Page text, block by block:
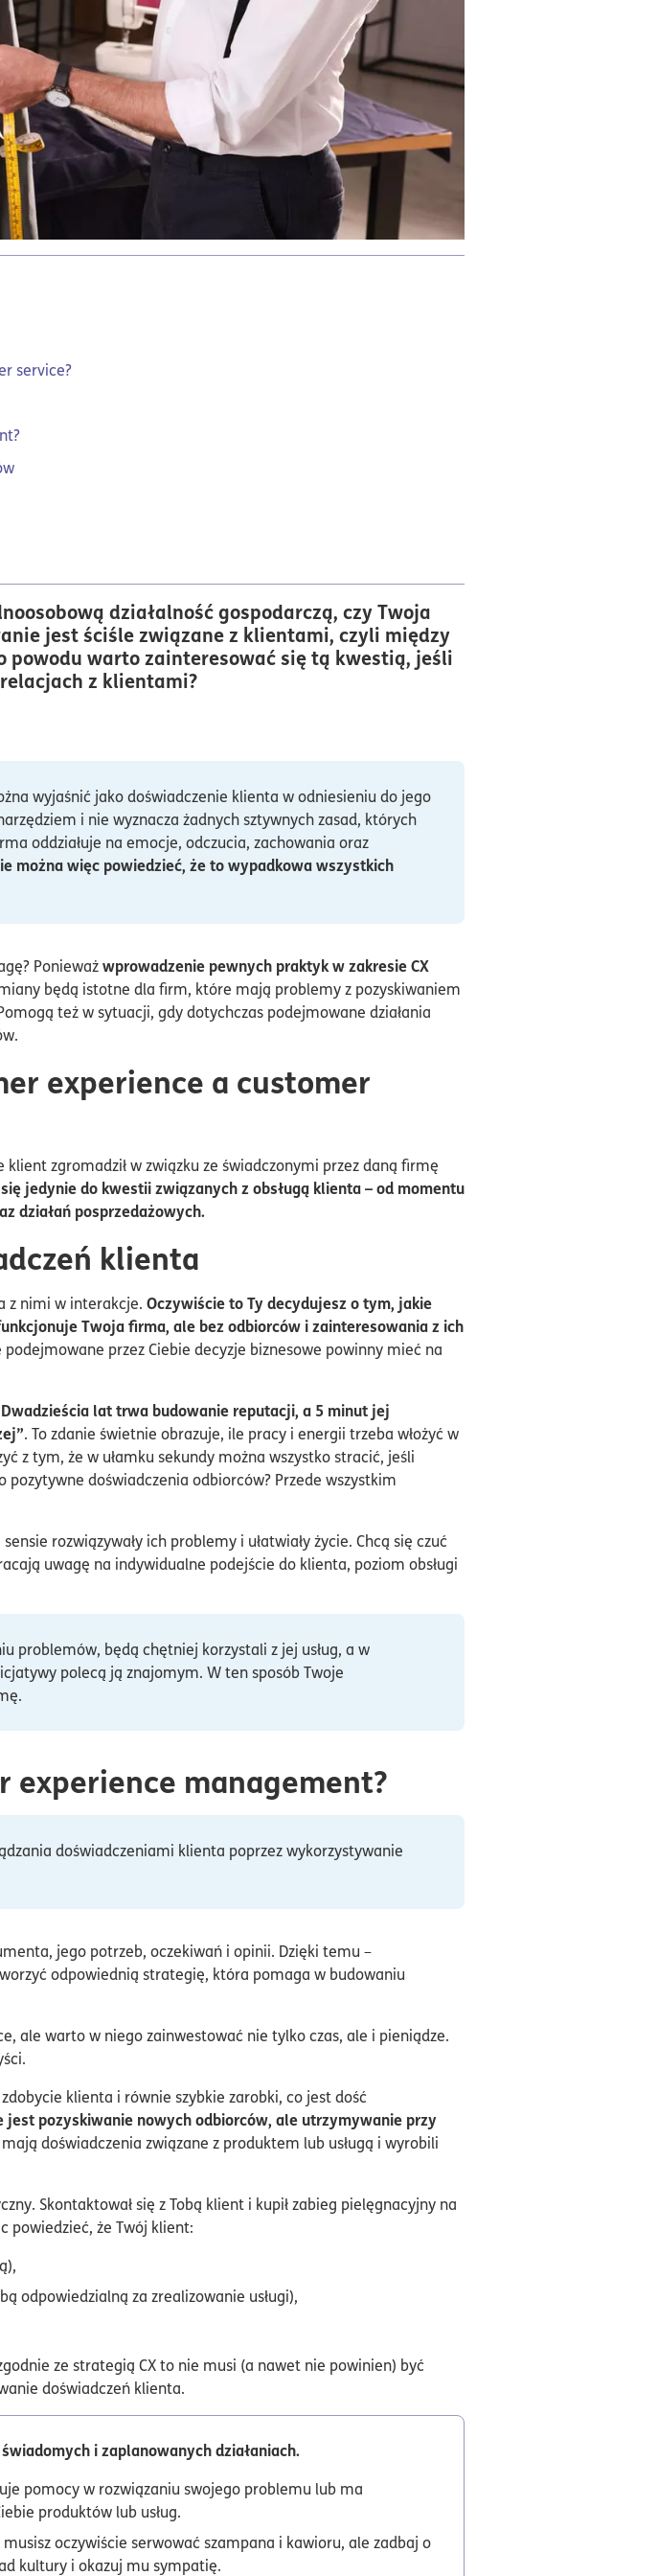
service?
działalność gospodarczą, czy Twoja
jest ściśle związane z klientami, czyli między
powodu warto zainteresować się tą kwestią, jeśli
z klientami?
wyjaśnić jako doświadczenie klienta w odniesieniu do jego
i nie wyznacza żadnych sztywnych zasad, których
oddziałuje na emocje, odczucia, zachowania oraz
można więc powiedzieć, że to wypadkowa wszystkich
Ponieważwprowadzenie pewnych praktyk w zakresie CX
będą istotne dla firm, które mają problemy z pozyskiwaniem
też w sytuacji, gdy dotychczas podejmowane działania
experience a customer
zgromadził w związku ze świadczonymi przez daną firmę
jedynie do kwestii związanych z obsługą klienta – od momentu
działań posprzedażowych.
klienta
z nimi w interakcje. Oczywiście to Ty decydujesz o tym, jakie
Twoja firma, ale bez odbiorców i zainteresowania z ich
podejmowane przez Ciebie decyzje biznesowe powinny mieć na
lat trwa budowanie reputacji, a 5 minut jej
. To zdanie świetnie obrazuje, ile pracy i energii trzeba włożyć w
z tym, że w ułamku sekundy można wszystko stracić, jeśli
pozytywne doświadczenia odbiorców? Przede wszystkim
rozwiązywały ich problemy i ułatwiały życie. Chcą się czuć
uwagę na indywidualne podejście do klienta, poziom obsługi
problemów, będą chętniej korzystali z jej usług, a w
polecą ją znajomym. W ten sposób Twoje
experience management?
doświadczeniami klienta poprzez wykorzystywanie
jego potrzeb, oczekiwań i opinii. Dzięki temu –
odpowiednią strategię, która pomaga w budowaniu
ale warto w niego zainwestować nie tylko czas, ale i pieniądze.
klienta i równie szybkie zarobki, co jest dość
pozyskiwanie nowych odbiorców, ale utrzymywanie przy
mają doświadczenia związane z produktem lub usługą i wyrobili
Skontaktował się z Tobą klient i kupił zabieg pielęgnacyjny na
powiedzieć, że Twój klient:
odpowiedzialną za zrealizowanie usługi),
ze strategią CX to nie musi (a nawet nie powinien) być
doświadczeń klienta.
i zaplanowanych działaniach.
pomocy w rozwiązaniu swojego problemu lub ma
produktów lub usług.
musisz oczywiście serwować szampana i kawioru, ale zadbaj o
kultury i okazuj mu sympatię.